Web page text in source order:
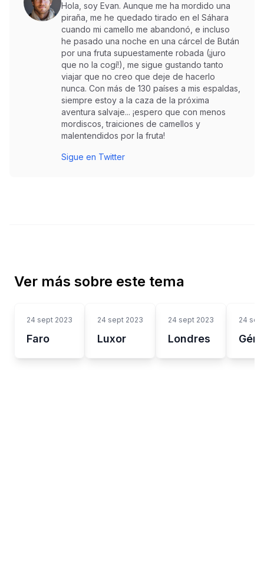
Hola, soy Evan. Aunque me ha mordido una
piraña, me he quedado tirado en el Sáhara
cuando mi camello me abandonó, e incluso
he pasado una noche en una cárcel de Bután
por una fruta supuestamente robada (¡juro
que no la cogí!), me sigue gustando tanto
viajar que no creo que deje de hacerlo
nunca. Con más de 130 países a mis espaldas,
siempre estoy a la caza de la próxima
aventura salvaje... ¡espero que con menos
mordiscos, traiciones de camellos y
malentendidos por la fruta!
Sigue en Twitter
Ver más sobre este tema
24 sept 2023
Faro
24 sept 2023
Luxor
24 sept 2023
Londres
24